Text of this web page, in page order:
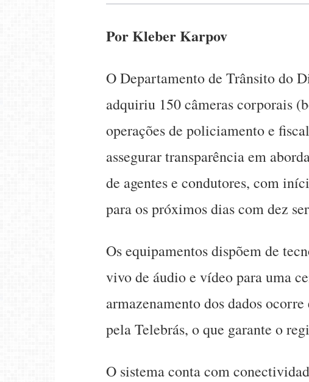
PorKleber Karpov
O Departamento de Trânsito do
adquiriu 150 câmeras corporais
operações de policiamento e
assegurar transparência em
de agentes e condutores, com
para os próximos dias com dez
Os equipamentos dispõem de
vivo de áudio e vídeo para uma
armazenamento dos dados
pela Telebrás, o que garante o
O sistema conta com